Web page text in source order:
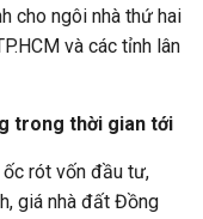
cho ngôi nhà thứ hai
và các tỉnh lân
trong thời gian tới
rót vốn đầu tư,
giá nhà đất Đồng